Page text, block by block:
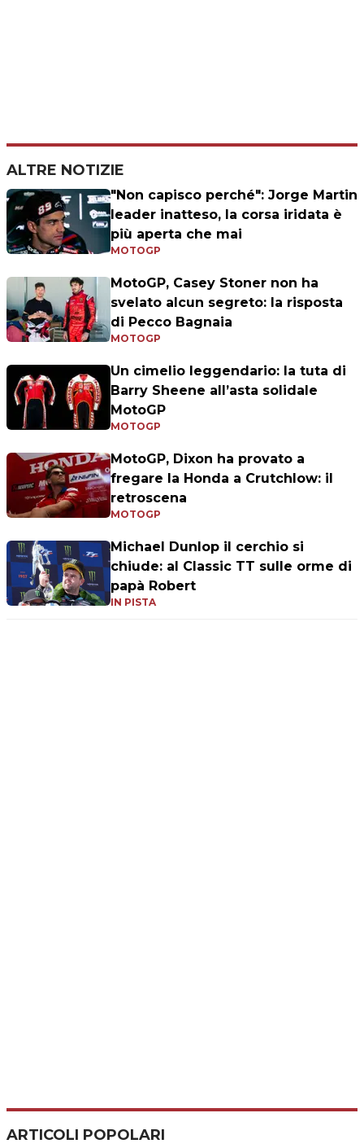
ALTRE NOTIZIE
"Non capisco perché": Jorge Martin
leader inatteso, la corsa iridata è
più aperta che mai
MOTOGP
MotoGP, Casey Stoner non ha
svelato alcun segreto: la risposta
di Pecco Bagnaia
MOTOGP
Un cimelio leggendario: la tuta di
Barry Sheene all’asta solidale
MotoGP
MOTOGP
MotoGP, Dixon ha provato a
fregare la Honda a Crutchlow: il
retroscena
MOTOGP
Michael Dunlop il cerchio si
chiude: al Classic TT sulle orme di
papà Robert
IN PISTA
ARTICOLI POPOLARI